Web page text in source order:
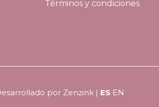
Términos y condiciones
por Zenzink | ES EN